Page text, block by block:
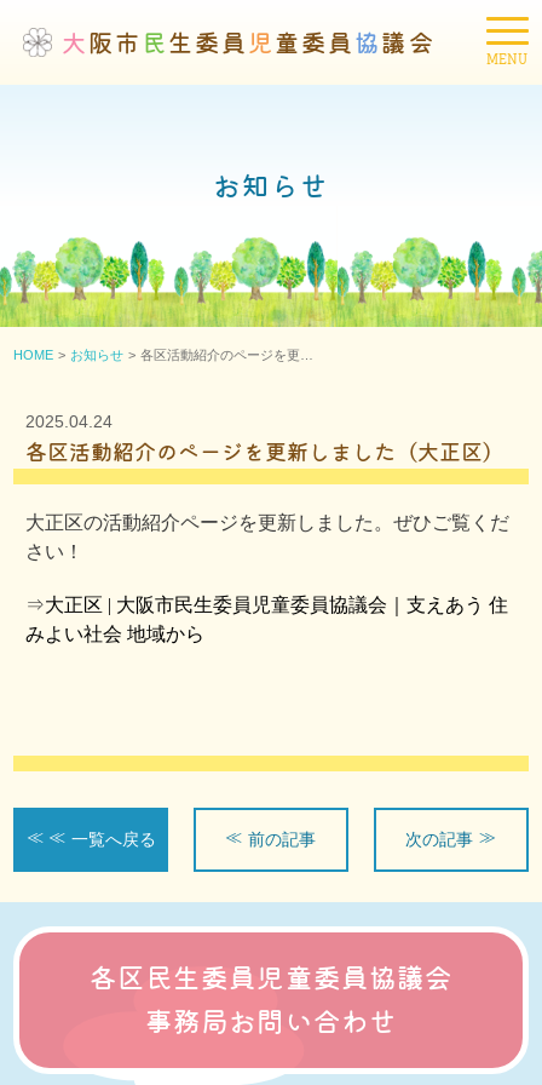
大 阪市 民 生委員 児 童委員 協 議会
お知らせ
HOME お知らせ 各区活動紹介のページを更…
2025.04.24
各区活動紹介のページを更新しました（大正区）
大正区の活動紹介ページを更新しました。ぜひご覧くだ
さい！
⇒大正区 | 大阪市民生委員児童委員協議会｜支えあう 住
みよい社会 地域から
一覧へ戻る 前の記事 次の記事
各区民生委員児童委員協議会
事務局お問い合わせ